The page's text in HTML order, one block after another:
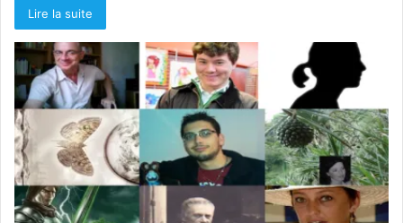
Lire la suite